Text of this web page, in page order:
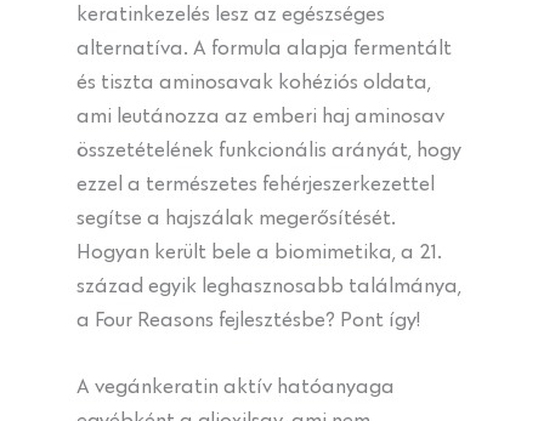
keratinkezelés lesz az egészséges
alternatíva. A formula alapja fermentált
és tiszta aminosavak kohéziós oldata,
ami leutánozza az emberi haj aminosav
összetételének funkcionális arányát, hogy
ezzel a természetes fehérjeszerkezettel
segítse a hajszálak megerősítését.
Hogyan került bele a biomimetika, a 21.
század egyik leghasznosabb találmánya,
a Four Reasons fejlesztésbe? Pont így!
A vegánkeratin aktív hatóanyaga